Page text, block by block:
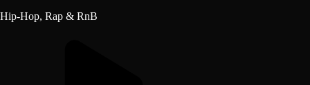
Hip-Hop, Rap & RnB